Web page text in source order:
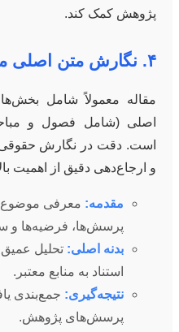
پژوهش کمک کند.
۴. نگارش متن اصلی مقاله
مقاله معمولاً شامل
اصلی (شامل فصول و
است. دقت در نگارش
و ارجاع‌دهی دقیق از اهمیت
مقدمه: معرفی موضوع،
پرسش‌ها، فرضیه‌ها و
بدنه اصلی: تحلیل
استناد به منابع معتبر.
نتیجه‌گیری: جمع‌بندی
پرسش‌های پژوهش.